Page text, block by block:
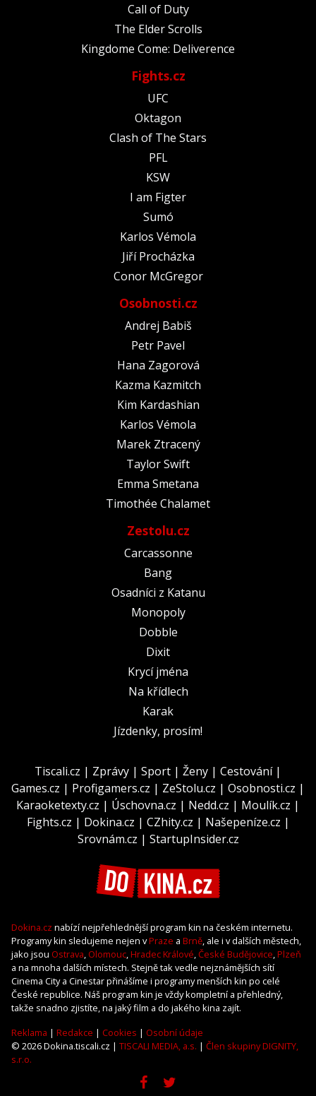
Call of Duty
The Elder Scrolls
Kingdome Come: Deliverence
Fights.cz
UFC
Oktagon
Clash of The Stars
PFL
KSW
I am Figter
Sumó
Karlos Vémola
Jiří Procházka
Conor McGregor
Osobnosti.cz
Andrej Babiš
Petr Pavel
Hana Zagorová
Kazma Kazmitch
Kim Kardashian
Karlos Vémola
Marek Ztracený
Taylor Swift
Emma Smetana
Timothée Chalamet
Zestolu.cz
Carcassonne
Bang
Osadníci z Katanu
Monopoly
Dobble
Dixit
Krycí jména
Na křídlech
Karak
Jízdenky, prosím!
Tiscali.cz | Zprávy | Sport | Ženy | Cestování|
Games.cz | Profigamers.cz | ZeStolu.cz | Osobnosti.cz |
Karaoketexty.cz | Úschovna.cz | Nedd.cz | Moulík.cz |
Fights.cz | Dokina.cz | CZhity.cz | Našepeníze.cz |
Srovnám.cz | StartupInsider.cz
Dokina.cz nabízí nejpřehlednější program kin na českém internetu.
Programy kin sledujeme nejen vPraze a Brně, ale i v dalších městech,
jako jsou Ostrava, Olomouc,Hradec Králové,České Budějovice,Plzeň
a na mnoha dalších místech. Stejně tak vedle nejznámějších sítí
Cinema City a Cinestar přinášíme i programy menších kin po celé
České republice. Náš program kin je vždy kompletní a přehledný,
takže snadno zjistíte, na jaký film a do jakého kina zajít.
Reklama | Redakce | Cookies | Osobní údaje
© 2026 Dokina.tiscali.cz | TISCALI MEDIA, a.s. | Člen skupiny DIGNITY,
s.r.o.